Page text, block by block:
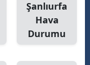
Şanlıurfa
Hava
Durumu